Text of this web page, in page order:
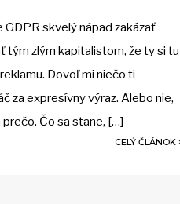
GDPR skvelý nápad zakázať
tým zlým kapitalistom, že ty si tu
Dovoľ mi niečo ti
za expresívny výraz. Alebo nie,
Čo sa stane, […]
CELÝ ČLÁNOK